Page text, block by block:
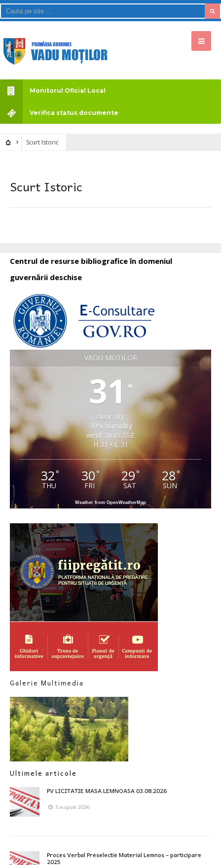
Monitorul Oficial Local
Verifica status documente
Scurt Istoric
Scurt Istoric
Centrul de resurse bibliografice în domeniul
guvernării deschise
VADU MOTILOR
31 °
clear sky
30% humidity
wind: 3m/s SSE
H 31 • L 31
32°
THU
30°
FRI
29°
SAT
28°
SUN
Weather from OpenWeatherMap
Galerie Multimedia
Ultimele articole
PV LICITATIE MASA LEMNOASA 03.08.2026
3 august 2026
Proces Verbal Preselectie Material Lemnos – participare
2025